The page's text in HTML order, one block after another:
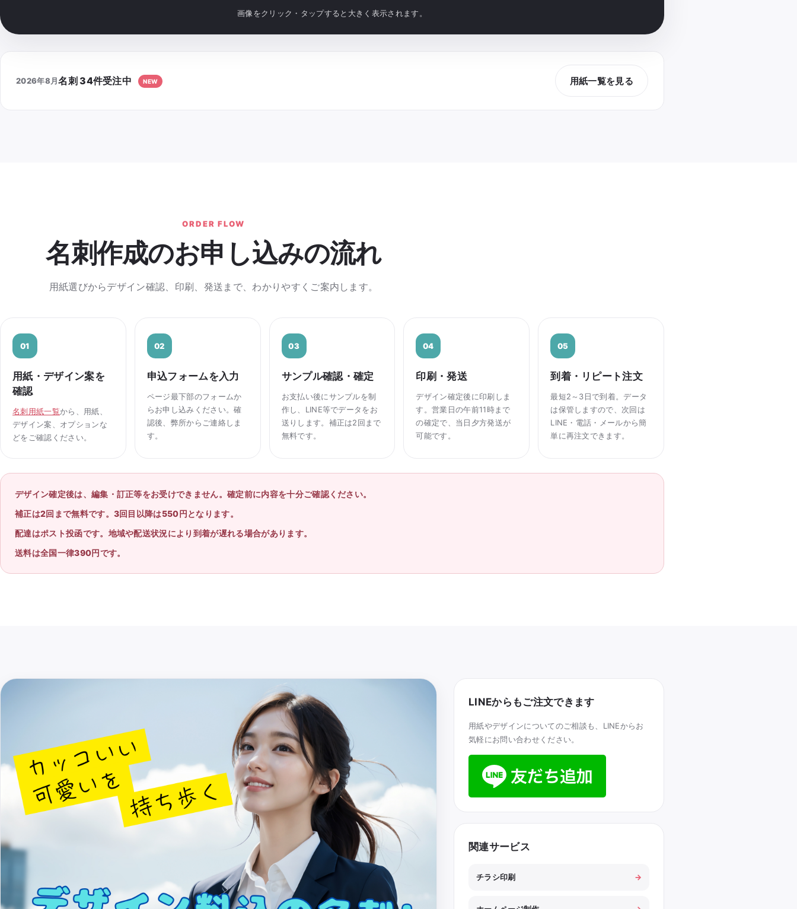
画像をクリック・タップすると大きく表示されます。
2026年8月名刺 34件受注中 NEW 用紙一覧を見る
ORDER FLOW
名刺作成のお申し込みの流れ
用紙選びからデザイン確認、印刷、発送まで、わかりやすくご案内します。
用紙・デザイン案を
確認
名刺用紙一覧から、用紙、
デザイン案、オプションな
どをご確認ください。
申込フォームを入力
ページ最下部のフォームか
らお申し込みください。確
認後、弊所からご連絡しま
す。
サンプル確認・確定
お支払い後にサンプルを制
作し、LINE等でデータをお
送りします。補正は2回まで
無料です。
印刷・発送
デザイン確定後に印刷しま
す。営業日の午前11時まで
の確定で、当日夕方発送が
可能です。
到着・リピート注文
最短2～3日で到着。データ
は保管しますので、次回は
LINE・電話・メールから簡
単に再注文できます。
デザイン確定後は、編集・訂正等をお受けできません。確定前に内容を十分ご確認ください。
補正は2回まで無料です。3回目以降は550円となります。
配達はポスト投函です。地域や配送状況により到着が遅れる場合があります。
送料は全国一律390円です。
LINEからもご注文できます
用紙やデザインについてのご相談も、LINEからお
気軽にお問い合わせください。
関連サービス
チラシ印刷